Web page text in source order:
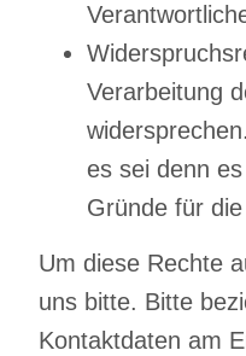
Verarbeitung
es sei denn
Gründe für
Um diese Rechte
uns bitte. Bitte
Kontaktdaten am